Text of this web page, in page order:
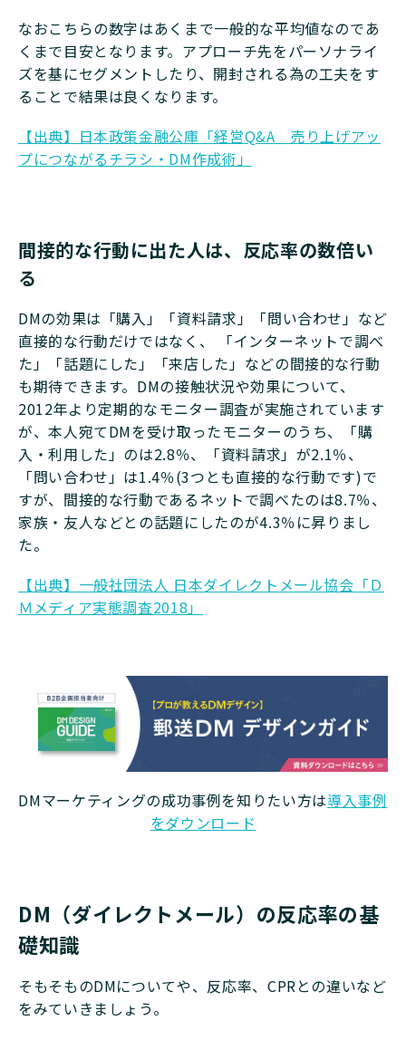
なおこちらの数字はあくまで一般的な平均値なのであ
くまで目安となります。アプローチ先をパーソナライ
ズを基にセグメントしたり、開封される為の工夫をす
ることで結果は良くなります。
【出典】日本政策金融公庫「経営Q&A 売り上げアッ
プにつながるチラシ・DM作成術」
間接的な行動に出た人は、反応率の数倍い
る
DMの効果は「購入」「資料請求」「問い合わせ」など
直接的な行動だけではなく、 「インターネットで調べ
た」「話題にした」「来店した」などの間接的な行動
も期待できます。DMの接触状況や効果について、
2012年より定期的なモニター調査が実施されています
が、本人宛てDMを受け取ったモニターのうち、「購
入・利用した」のは2.8％、「資料請求」が2.1％、
「問い合わせ」は1.4％(3つとも直接的な行動です)で
すが、間接的な行動であるネットで調べたのは8.7％、
家族・友人などとの話題にしたのが4.3％に昇りまし
た。
【出典】一般社団法人 日本ダイレクトメール協会「Ｄ
Ｍメディア実態調査2018」
DMマーケティングの成功事例を知りたい方は導入事例
をダウンロード
DM（ダイレクトメール）の反応率の基
礎知識
そもそものDMについてや、反応率、CPRとの違いなど
をみていきましょう。